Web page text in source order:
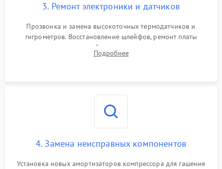
3. Ремонт электроники и датчиков
Прозвонка и замена высокоточных термодатчиков и
гигрометров. Восстановление шлейфов, ремонт платы
управления, отвечающей за поддержание микроклимата.
Проверка систем защиты от УФ-излучения и подсветки.
Подробнее
4. Замена неисправных компонентов
Установка новых амортизаторов компрессора для гашения